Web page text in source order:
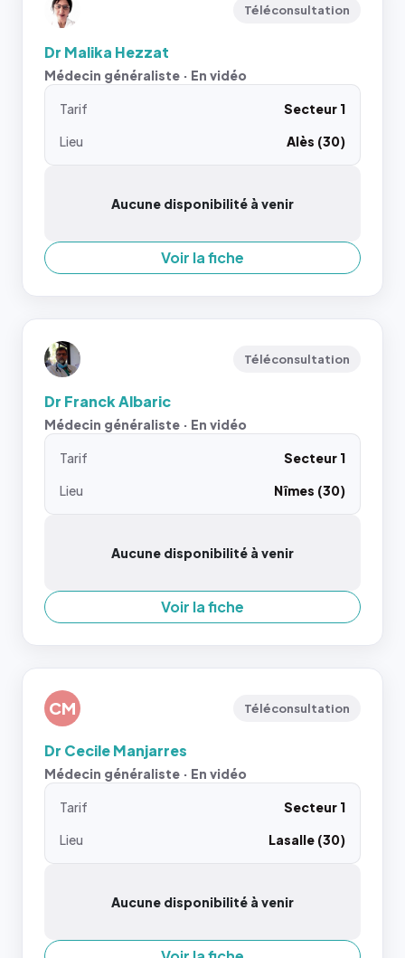
Téléconsultation
Dr Malika Hezzat
Médecin généraliste · En vidéo
Tarif
Secteur 1
Lieu
Alès (30)
Aucune disponibilité à venir
Voir la fiche
Téléconsultation
Dr Franck Albaric
Médecin généraliste · En vidéo
Tarif
Secteur 1
Lieu
Nîmes (30)
Aucune disponibilité à venir
Voir la fiche
CM Téléconsultation
Dr Cecile Manjarres
Médecin généraliste · En vidéo
Tarif
Secteur 1
Lieu
Lasalle (30)
Aucune disponibilité à venir